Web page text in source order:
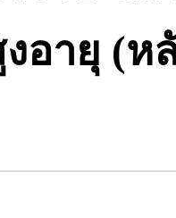
อายุ (ห